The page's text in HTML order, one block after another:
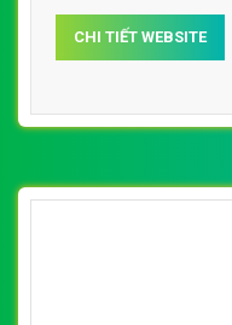
CHI TIẾT WEBSITE